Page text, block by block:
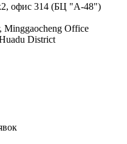
офис 314 (БЦ "А-48")
Minggaocheng Office
District